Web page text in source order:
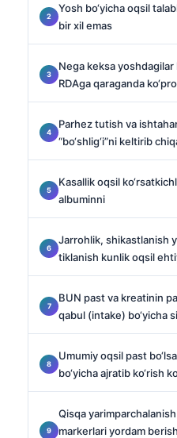
Yosh bo‘yicha oqsil
bir xil emas
Nega keksa yoshdagilar
RDAga qaraganda
Parhez tutish va
“bo‘shlig‘i”ni keltirib
Kasallik oqsil
albuminni
Jarrohlik, shikastlanish
tiklanish kunlik oqsil
BUN past va kreatinin
qabul (intake) bo‘yicha
Umumiy oqsil past
bo‘yicha ajratib ko‘rish
Qisqa
markerlari yordam